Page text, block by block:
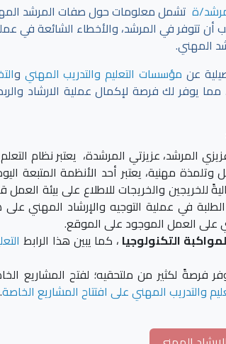
ة تشمل معلومات حول صفات المرشد
أن تتوفر في المرشد، والأخطاء الشائعة في
المهني.
عن مؤسسات التعليم والتدريب المهني و
يوفر لك فرصة لإكمال عملية الارشاد
المرشد، عزيزتي المرشدة، يعتبر نظام
مهنية، يعتبر أحد الأنظمة المتبعة
والخريجات للاطلاع على بيئة العمل
في عملية التوجيه والإرشاد المهني على
على العمل الموجود على الموقع.
التكنولوجيا ، كما يبين هذا الرابط
فرصةً لكثير من ملتحقيه؛ لفتح المشاريع
والتدريب المهني على افتتاح المشاريع الخاصة.